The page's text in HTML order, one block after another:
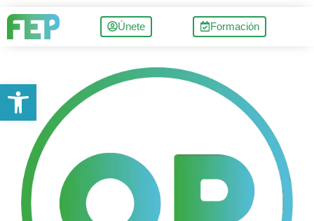
Únete Formación
Abrir barra de herramientas